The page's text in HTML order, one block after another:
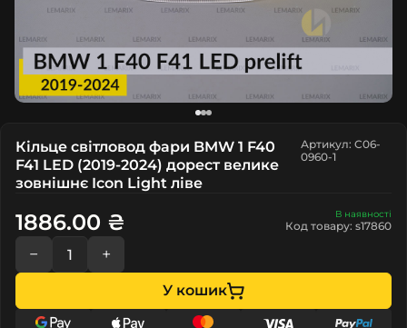
Кільце світловод фари BMW 1 F40
F41 LED (2019-2024) дорест велике
зовнішнє Icon Light ліве
Артикул: C06-
0960-1
В наявності
Код товару: s17860
1886.00 ₴
− +
У кошик